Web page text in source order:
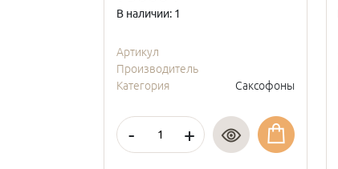
В наличии: 1
Артикул
Производитель
Категория
Саксофоны
- +